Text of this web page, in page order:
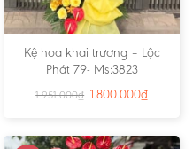
Kệ hoa khai trương – Lộc
Phát 79- Ms:3823
1.951.000₫ 1.800.000₫